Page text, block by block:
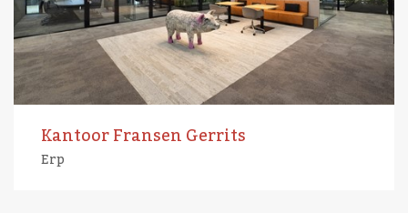
Kantoor Fransen Gerrits
Erp